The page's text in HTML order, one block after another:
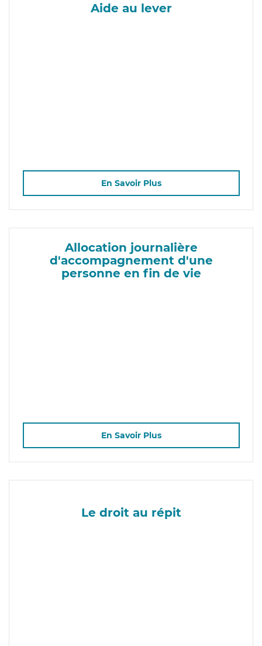
Aide au lever
En Savoir Plus
Allocation journalière
d'accompagnement d'une
personne en fin de vie
En Savoir Plus
Le droit au répit